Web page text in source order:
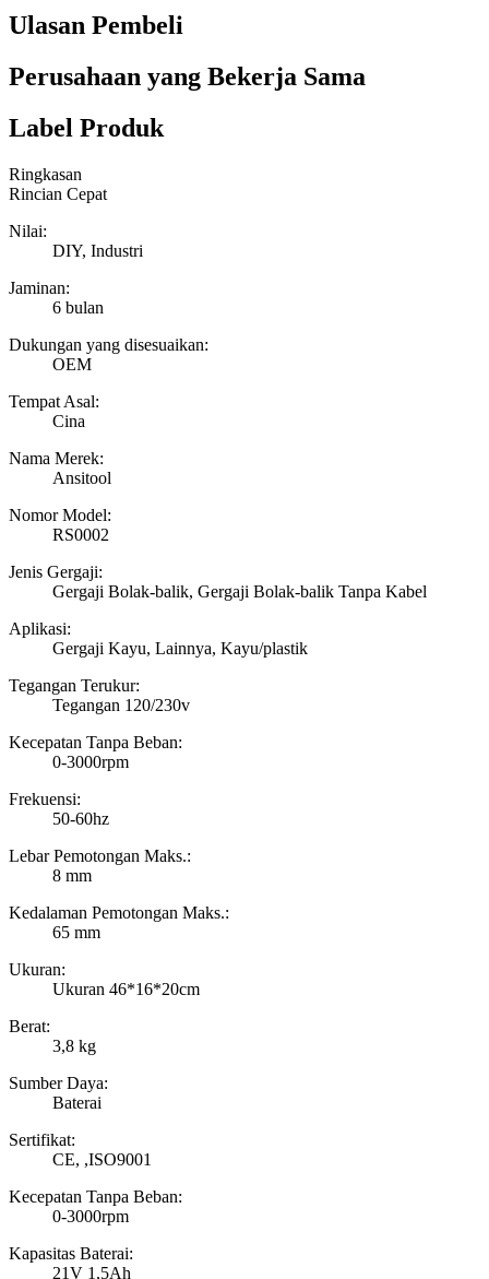
Ulasan Pembeli
Perusahaan yang Bekerja Sama
Label Produk
Ringkasan
Rincian Cepat
Nilai:
DIY, Industri
Jaminan:
6 bulan
Dukungan yang disesuaikan:
OEM
Tempat Asal:
Cina
Nama Merek:
Ansitool
Nomor Model:
RS0002
Jenis Gergaji:
Gergaji Bolak-balik, Gergaji Bolak-balik Tanpa Kabel
Aplikasi:
Gergaji Kayu, Lainnya, Kayu/plastik
Tegangan Terukur:
Tegangan 120/230v
Kecepatan Tanpa Beban:
0-3000rpm
Frekuensi:
50-60hz
Lebar Pemotongan Maks.:
8 mm
Kedalaman Pemotongan Maks.:
65 mm
Ukuran:
Ukuran 46*16*20cm
Berat:
3,8 kg
Sumber Daya:
Baterai
Sertifikat:
CE, ,ISO9001
Kecepatan Tanpa Beban:
0-3000rpm
Kapasitas Baterai:
21V 1,5Ah